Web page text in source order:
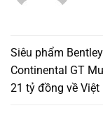
Siêu phẩm Bentley
Continental GT
21 tỷ đồng về Việt